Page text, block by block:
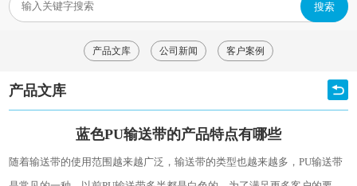
搜索
产品文库 公司新闻 客户案例
产品文库
蓝色PU输送带的产品特点有哪些
随着输送带的使用范围越来越广泛，输送带的类型也越来越多，PU输送带